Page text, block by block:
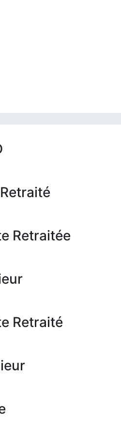
Retraitée
Retraité